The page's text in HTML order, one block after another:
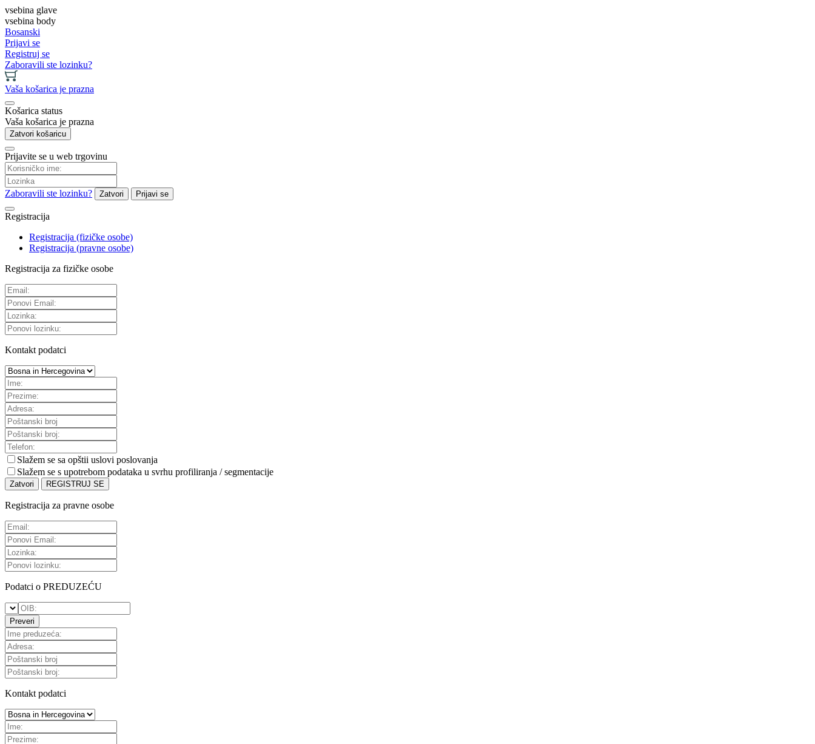
vsebina glave
vsebina body
Bosanski
Prijavi se
Registruj se
Zaboravili ste lozinku?
Vaša košarica je prazna
Košarica status
Vaša košarica je prazna
Zatvori košaricu
Prijavite se u web trgovinu
Zaboravili ste lozinku? Zatvori Prijavi se
Registracija
Registracija (fizičke osobe)
Registracija (pravne osobe)
Registracija za fizičke osobe
Kontakt podatci
Slažem se sa opštii uslovi poslovanja
Slažem se s upotrebom podataka u svrhu profiliranja / segmentacije
Zatvori REGISTRUJ SE
Registracija za pravne osobe
Podatci o PREDUZEĆU
Preveri
Kontakt podatci